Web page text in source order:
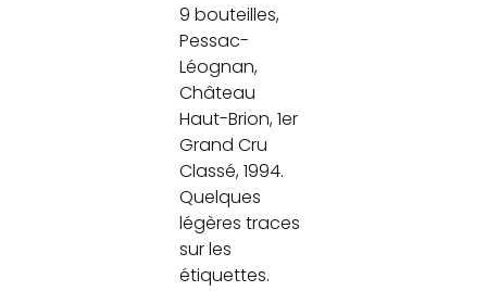
9 bouteilles,
Pessac-
Léognan,
Château
Haut-Brion, 1er
Grand Cru
Classé, 1994.
Quelques
légères traces
sur les
étiquettes.